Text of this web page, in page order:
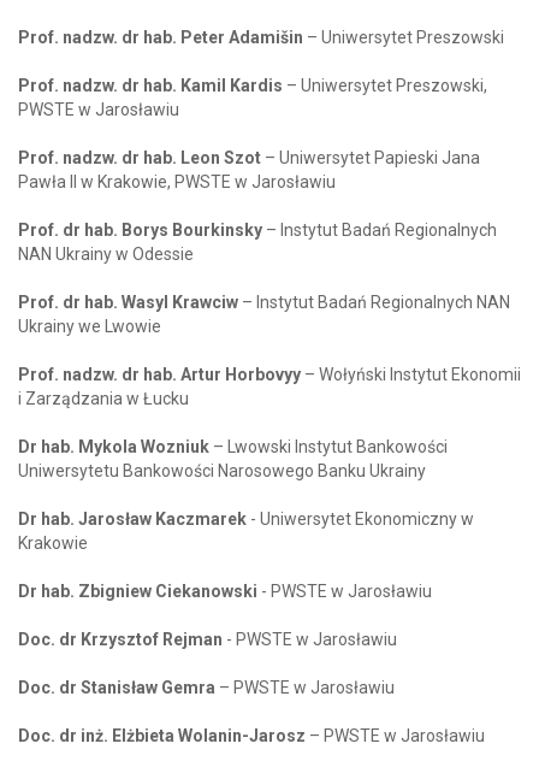
Prof. nadzw. dr hab. Peter Adamišin – Uniwersytet Preszowski
Prof. nadzw. dr hab. Kamil Kardis – Uniwersytet Preszowski,
PWSTE w Jarosławiu
Prof. nadzw. dr hab. Leon Szot – Uniwersytet Papieski Jana
Pawła II w Krakowie, PWSTE w Jarosławiu
Prof. dr hab. Borys Bourkinsky – Instytut Badań Regionalnych
NAN Ukrainy w Odessie
Prof. dr hab. Wasyl Krawciw – Instytut Badań Regionalnych NAN
Ukrainy we Lwowie
Prof. nadzw. dr hab. Artur Horbovyy – Wołyński Instytut Ekonomii
i Zarządzania w Łucku
Dr hab. Mykola Wozniuk – Lwowski Instytut Bankowości
Uniwersytetu Bankowości Narosowego Banku Ukrainy
Dr hab. Jarosław Kaczmarek - Uniwersytet Ekonomiczny w
Krakowie
Dr hab. Zbigniew Ciekanowski - PWSTE w Jarosławiu
Doc. dr Krzysztof Rejman - PWSTE w Jarosławiu
Doc. dr Stanisław Gemra – PWSTE w Jarosławiu
Doc. dr inż. Elżbieta Wolanin-Jarosz – PWSTE w Jarosławiu